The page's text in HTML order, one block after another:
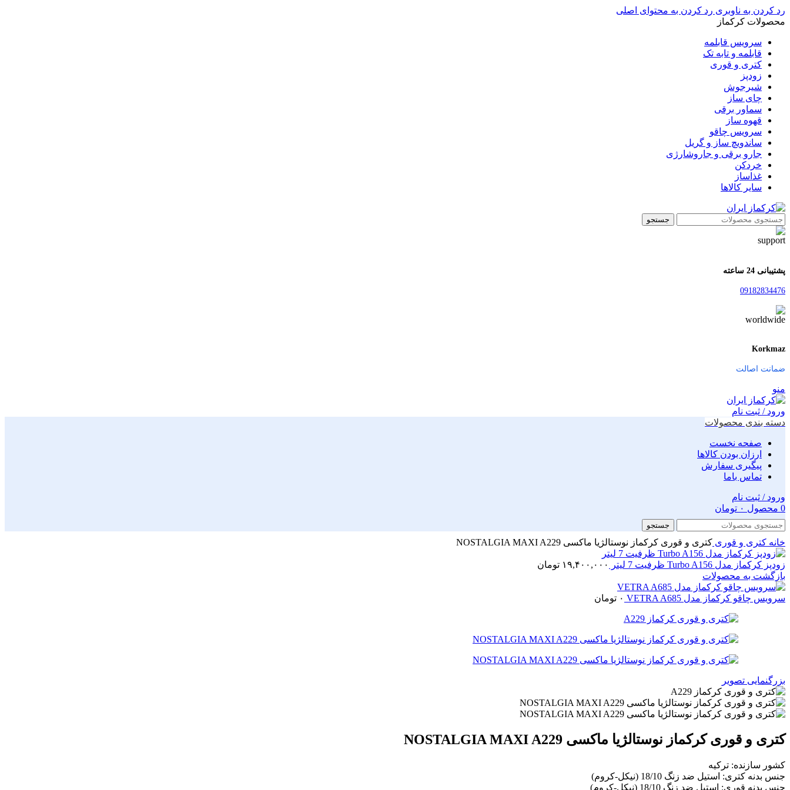
رد کردن به ناوبری رد کردن به محتوای اصلی
محصولات کرکماز
سرویس قابلمه
قابلمه و تابه تک
کتری و قوری
زودپز
شیرجوش
چای ساز
سماور برقی
قهوه ساز
سرویس چاقو
ساندویچ ساز و گریل
جارو برقی و جاروشارژی
خردکن
غذاساز
سایر کالاها
جستجو
پشتیبانی 24 ساعته
09182834476
Korkmaz
ضمانت اصالت
منو
ورود / ثبت نام
دسته بندی محصولات
صفحه نخست
ارزان بودن کالاها
پیگیری سفارش
تماس باما
ورود / ثبت نام
0 محصول ۰ تومان
جستجو
خانه کتری و قوری کتری و قوری کرکماز نوستالژیا ماکسی NOSTALGIA MAXI A229
زودپز کرکماز مدل Turbo A156 ظرفیت 7 لیتر ۱۹,۴۰۰,۰۰۰ تومان
بازگشت به محصولات
سرویس چاقو کرکماز مدل VETRA A685 ۰ تومان
بزرگنمایی تصویر
کتری و قوری کرکماز نوستالژیا ماکسی NOSTALGIA MAXI A229
کشور سازنده: ترکیه
جنس بدنه کتری: استیل ضد زنگ 18/10 (نیکل-کروم)
جنس بدنه قوری: استیل ضد زنگ 18/10 (نیکل-کروم)